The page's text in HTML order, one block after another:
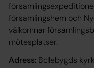
församlingshem och
välkomnar
mötesplatser.
Adress: Bollebygds